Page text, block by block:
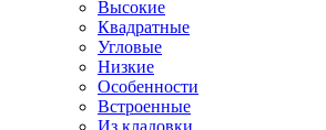
Высокие
Квадратные
Угловые
Низкие
Особенности
Встроенные
Из кладовки